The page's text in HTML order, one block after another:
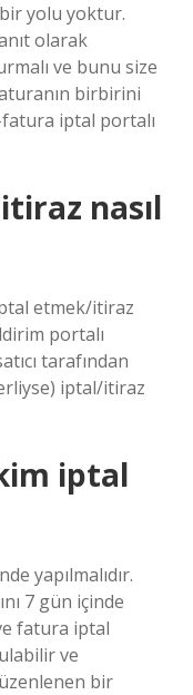
yolu yoktur.
olarak
ve bunu size
birbirini
iptal portalı
nasıl
etmek/itiraz
portalı
tarafından
iptal/itiraz
iptal
yapılmalıdır.
7 gün içinde
fatura iptal
ve
bir